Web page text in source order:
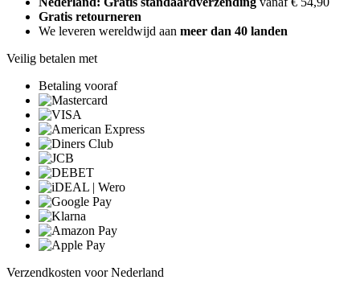
Gratis retourneren
We leveren wereldwijd aan meer dan 40 landen
Veilig betalen met
Betaling vooraf
Verzendkosten voor Nederland